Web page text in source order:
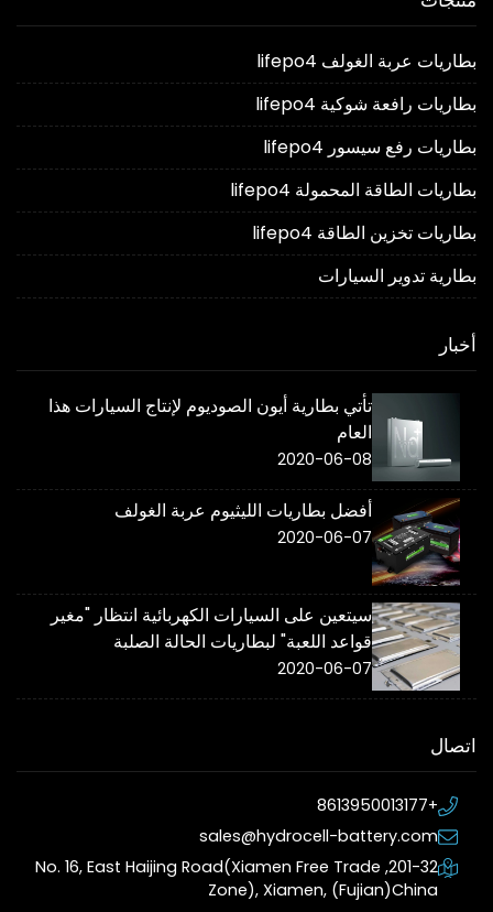
بطاريات عربة الغولف lifepo4
بطاريات رافعة شوكية lifepo4
بطاريات رفع سيسور lifepo4
بطاريات الطاقة المحمولة lifepo4
بطاريات تخزين الطاقة lifepo4
بطارية تدوير السيارات
أخبار
تأتي بطارية أيون الصوديوم لإنتاج السيارات هذا
العام
2020-06-08
أفضل بطاريات الليثيوم عربة الغولف
2020-06-07
سيتعين على السيارات الكهربائية انتظار "مغير
قواعد اللعبة" لبطاريات الحالة الصلبة
2020-06-07
اتصال
+8613950013177
sales@hydrocell-battery.com
201-32, No. 16, East Haijing Road(Xiamen Free Trade
Zone), Xiamen, (Fujian)China